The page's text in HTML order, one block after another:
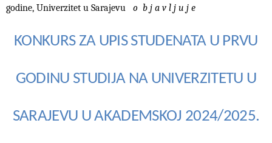
godine, Univerzitet u Sarajevu o b j a v l j u j e
KONKURS ZA UPIS STUDENATA U PRVU
GODINU STUDIJA NA UNIVERZITETU U
SARAJEVU U AKADEMSKOJ 2024/2025.